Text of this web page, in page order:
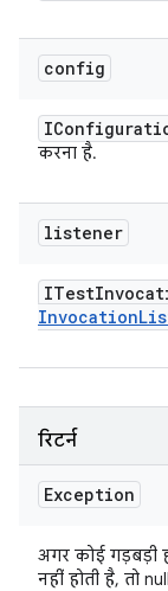
config
करना है.
listener
ITest
Invocation
रिटर्न
Exception
अगर कोई गड़बड़ी
नहीं होती है, तो